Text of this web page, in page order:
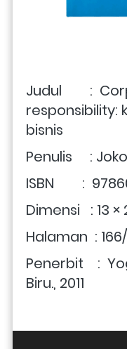
Judul        :
responsibility:
bisnis
Penulis     :
ISBN        :
Dimensi   : 13
Halaman  :
Penerbit    :
Biru., 2011